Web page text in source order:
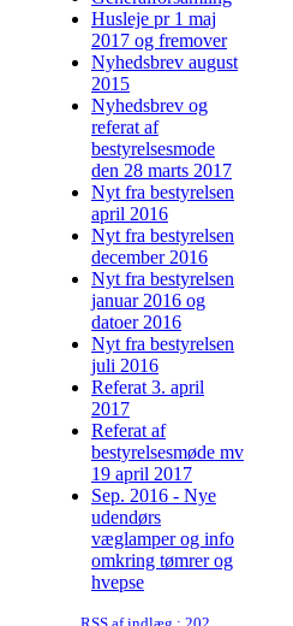
Husleje pr 1 maj
2017 og fremover
Nyhedsbrev august
2015
Nyhedsbrev og
referat af
bestyrelsesmode
den 28 marts 2017
Nyt fra bestyrelsen
april 2016
Nyt fra bestyrelsen
december 2016
Nyt fra bestyrelsen
januar 2016 og
datoer 2016
Nyt fra bestyrelsen
juli 2016
Referat 3. april
2017
Referat af
bestyrelsesmøde mv
19 april 2017
Sep. 2016 - Nye
udendørs
væglamper og info
omkring tømrer og
hvepse